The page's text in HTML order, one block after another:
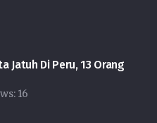
Jatuh Di Peru, 13 Orang
16